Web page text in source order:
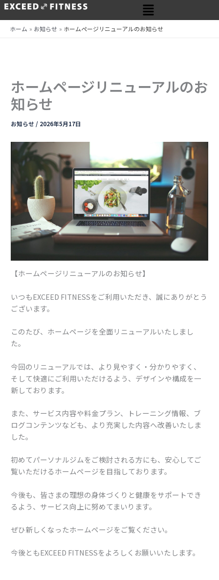
内
メ
ニ
ュ
ー
ホーム お知らせ ホームページリニューアルのお知らせ
ホームページリニューアルのお
知らせ
お知らせ / 2026年5月17日
【ホームページリニューアルのお知らせ】
いつもEXCEED FITNESSをご利用いただき、誠にありがとう
ございます。
このたび、ホームページを全面リニューアルいたしまし
た。
今回のリニューアルでは、より見やすく・分かりやすく、
そして快適にご利用いただけるよう、デザインや構成を一
新しております。
また、サービス内容や料金プラン、トレーニング情報、ブ
ログコンテンツなども、より充実した内容へ改善いたしま
した。
初めてパーソナルジムをご検討される方にも、安心してご
覧いただけるホームページを目指しております。
今後も、皆さまの理想の身体づくりと健康をサポートでき
るよう、サービス向上に努めてまいります。
ぜひ新しくなったホームページをご覧ください。
今後ともEXCEED FITNESSをよろしくお願いいたします。